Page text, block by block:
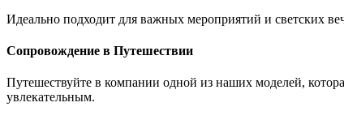
Идеально подходит для важных мероприятий и светских
Сопровождение в Путешествии
Путешествуйте в компании одной из наших моделей,
увлекательным.